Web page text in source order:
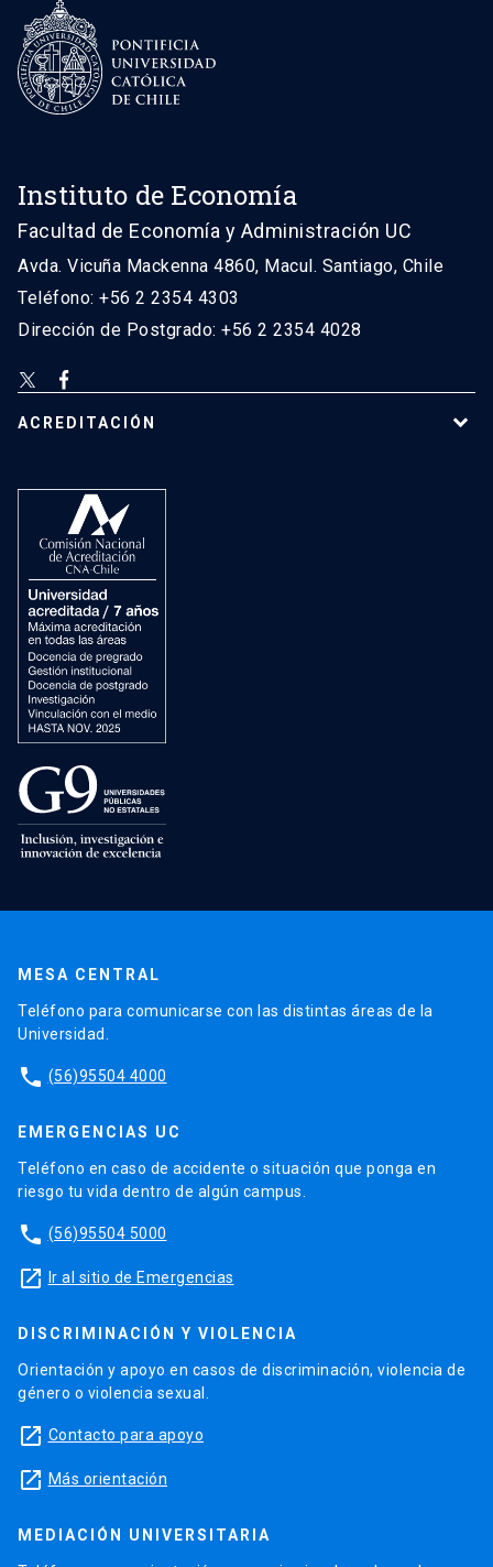
Instituto de Economía
Facultad de Economía y Administración UC
Avda. Vicuña Mackenna 4860, Macul. Santiago, Chile
Teléfono: +56 2 2354 4303
Dirección de Postgrado: +56 2 2354 4028
ACREDITACIÓN
MESA CENTRAL
Teléfono para comunicarse con las distintas áreas de la
Universidad.
phone (56)95504 4000
EMERGENCIAS UC
Teléfono en caso de accidente o situación que ponga en
riesgo tu vida dentro de algún campus.
phone (56)95504 5000
launch Ir al sitio de Emergencias
DISCRIMINACIÓN Y VIOLENCIA
Orientación y apoyo en casos de discriminación, violencia de
género o violencia sexual.
launch Contacto para apoyo
launch Más orientación
MEDIACIÓN UNIVERSITARIA